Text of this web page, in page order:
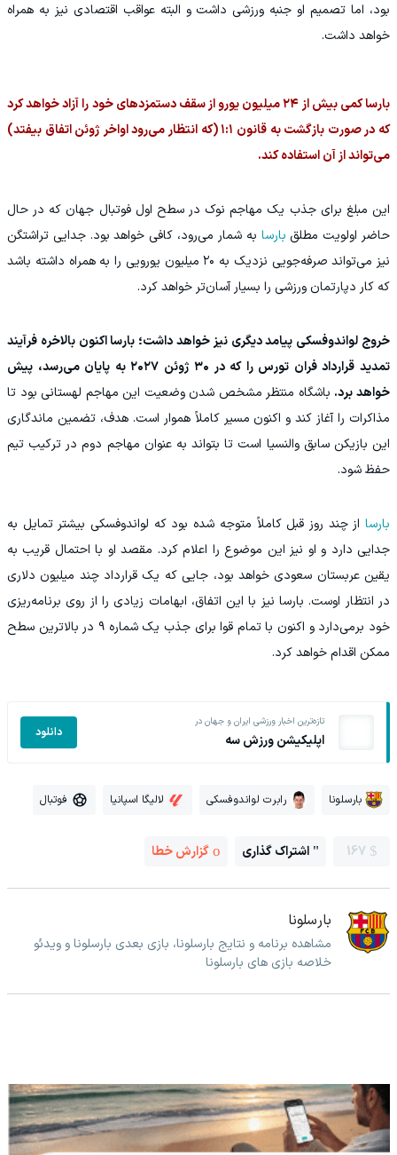
بود، اما تصمیم او جنبه ورزشی داشت و البته عواقب اقتصادی نیز به همراه
خواهد داشت.
بارسا کمی بیش از ۲۴ میلیون یورو از سقف دستمزدهای خود را آزاد خواهد کرد
که در صورت بازگشت به قانون ۱:۱ (که انتظار می‌رود اواخر ژوئن اتفاق بیفتد)
می‌تواند از آن استفاده کند.
این مبلغ برای جذب یک مهاجم نوک در سطح اول فوتبال جهان که در حال
حاضر اولویت مطلق بارسا به شمار می‌رود، کافی خواهد بود. جدایی تراشتگن
نیز می‌تواند صرفه‌جویی نزدیک به ۲۰ میلیون یورویی را به همراه داشته باشد
که کار دپارتمان ورزشی را بسیار آسان‌تر خواهد کرد.
خروج لواندوفسکی پیامد دیگری نیز خواهد داشت؛ بارسا اکنون بالاخره فرآیند
تمدید قرارداد فران تورس را که در ۳۰ ژوئن ۲۰۲۷ به پایان می‌رسد، پیش
خواهد برد. باشگاه منتظر مشخص شدن وضعیت این مهاجم لهستانی بود تا
مذاکرات را آغاز کند و اکنون مسیر کاملاً هموار است. هدف، تضمین ماندگاری
این بازیکن سابق والنسیا است تا بتواند به عنوان مهاجم دوم در ترکیب تیم
حفظ شود.
بارسا از چند روز قبل کاملاً متوجه شده بود که لواندوفسکی بیشتر تمایل به
جدایی دارد و او نیز این موضوع را اعلام کرد. مقصد او با احتمال قریب به
یقین عربستان سعودی خواهد بود، جایی که یک قرارداد چند میلیون دلاری
در انتظار اوست. بارسا نیز با این اتفاق، ابهامات زیادی را از روی برنامه‌ریزی
خود برمی‌دارد و اکنون با تمام قوا برای جذب یک شماره ۹ در بالاترین سطح
ممکن اقدام خواهد کرد.
تازه‌ترین اخبار ورزشی ایران و جهان در
اپلیکیشن ورزش سه دانلود
بارسلونا رابرت لواندوفسکی لالیگا اسپانیا فوتبال
167 اشتراک گذاری گزارش خطا
بارسلونا
مشاهده برنامه و نتایج بارسلونا، بازی بعدی بارسلونا و ویدئو
خلاصه بازی های بارسلونا